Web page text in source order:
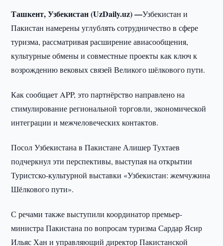
Ташкент, Узбекистан (UzDaily.uz) —Узбекистан и
Пакистан намерены углублять сотрудничество в сфере
туризма, рассматривая расширение авиасообщения,
культурные обмены и совместные проекты как ключ к
возрождению вековых связей Великого шёлкового пути.
Как сообщает APP, это партнёрство направлено на
стимулирование региональной торговли, экономической
интеграции и межчеловеческих контактов.
Посол Узбекистана в Пакистане Алишер Тухтаев
подчеркнул эти перспективы, выступая на открытии
Туристско-культурной выставки «Узбекистан: жемчужина
Шёлкового пути».
С речами также выступили координатор премьер-
министра Пакистана по вопросам туризма Сардар Ясир
Ильяс Хан и управляющий директор Пакистанской